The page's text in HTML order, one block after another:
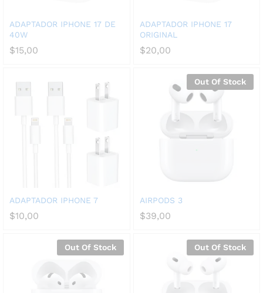
ADAPTADOR IPHONE 17 DE
40W
$15,00
ADAPTADOR IPHONE 17
ORIGINAL
$20,00
ADAPTADOR IPHONE 7
$10,00
Out Of Stock
AIRPODS 3
$39,00
Out Of Stock Out Of Stock